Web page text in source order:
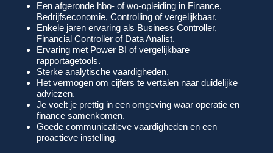
Een afgeronde hbo- of wo-opleiding in Finance,
Bedrijfseconomie, Controlling of vergelijkbaar.
Enkele jaren ervaring als Business Controller,
Financial Controller of Data Analist.
Ervaring met Power BI of vergelijkbare
rapportagetools.
Sterke analytische vaardigheden.
Het vermogen om cijfers te vertalen naar duidelijke
adviezen.
Je voelt je prettig in een omgeving waar operatie en
finance samenkomen.
Goede communicatieve vaardigheden en een
proactieve instelling.